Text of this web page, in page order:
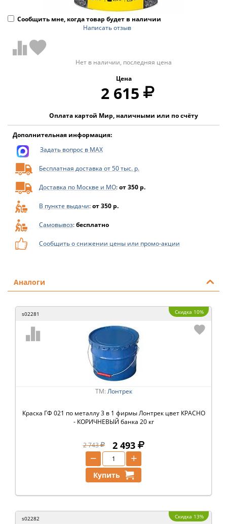
Сообщить мне, когда товар будет в наличии
Написать отзыв
Нет в наличии, последняя цена
Цена
2 615
Оплата картой Мир, наличными или по счёту
Дополнительная информация:
Задать вопрос в MAX
Бесплатная доставка от 50 тыс. р.
Доставка по Москве и МО:от 350 р.
В пункте выдачи:от 350 р.
Самовывоз:бесплатно
Сообщить о снижении цены или промо-акции
Аналоги
s02281 Скидка 10%
ТМ: Лонтрек
Краска ГФ 021 по металлу 3 в 1 фирмы Лонтрек цвет КРАСНО
- КОРИЧНЕВЫЙ банка 20 кг
2 743 2 493
+
−
Купить
s02282 Скидка 13%